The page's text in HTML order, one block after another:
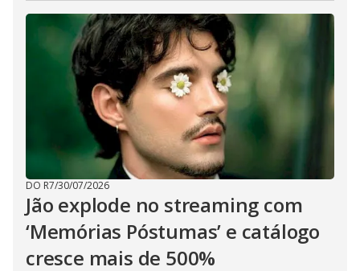
DO R7/30/07/2026
Jão explode no streaming com
‘Memórias Póstumas’ e catálogo
cresce mais de 500%